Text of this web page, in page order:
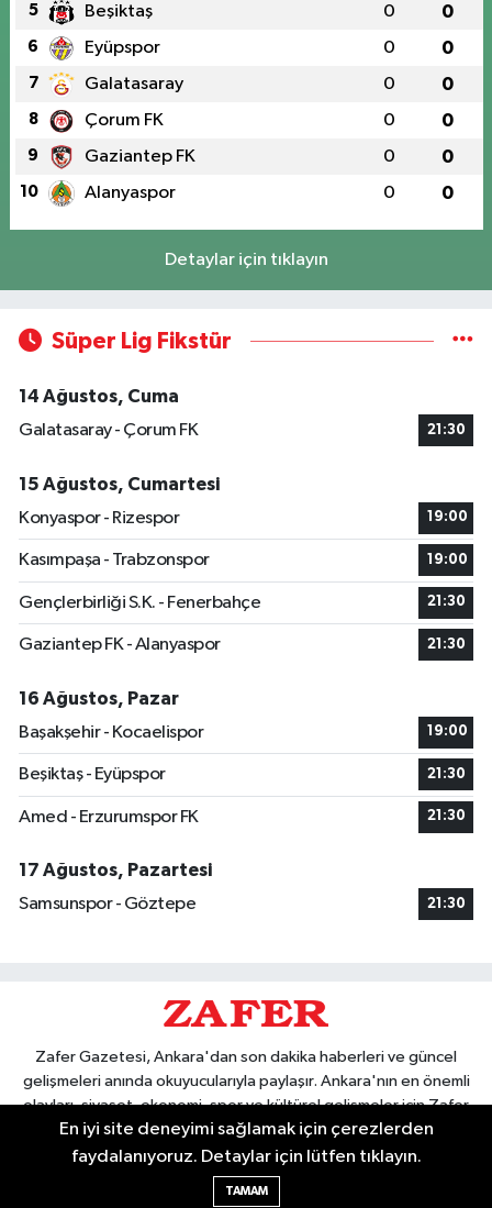
5 Beşiktaş 0 0
6 Eyüpspor 0 0
7 Galatasaray 0 0
8 Çorum FK 0 0
9 Gaziantep FK 0 0
10 Alanyaspor 0 0
Detaylar için tıklayın
Süper Lig Fikstür
14 Ağustos, Cuma
Galatasaray - Çorum FK
21:30
15 Ağustos, Cumartesi
Konyaspor - Rizespor
19:00
Kasımpaşa - Trabzonspor 19:00
Gençlerbirliği S.K. - Fenerbahçe 21:30
Gaziantep FK - Alanyaspor 21:30
16 Ağustos, Pazar
Başakşehir - Kocaelispor
19:00
Beşiktaş - Eyüpspor 21:30
Amed - Erzurumspor FK 21:30
17 Ağustos, Pazartesi
Samsunspor - Göztepe
21:30
Zafer Gazetesi, Ankara'dan son dakika haberleri ve güncel
gelişmeleri anında okuyucularıyla paylaşır. Ankara'nın en önemli
olayları, siyaset, ekonomi, spor ve kültürel gelişmeler için Zafer
Gazetesi'ni takip edin. Başkentin güvendiği haber kaynağı.
En iyi site deneyimi sağlamak için çerezlerden
faydalanıyoruz. Detaylar için lütfen tıklayın.
TAMAM